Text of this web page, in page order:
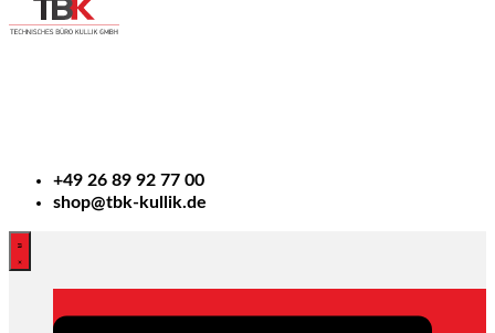
+49 26 89 92 77 00
shop@tbk-kullik.de